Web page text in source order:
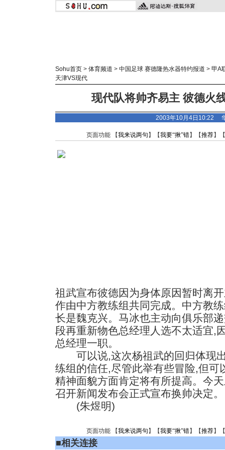
Sohu首页 > 体育频道 > 中国足球 赛德隆热水器特约报道 > 甲A
天津VS现代
现代队将帅齐易主 彼德火
2003年10月4日10:22
页面功能 【我来说两句 】【我要“揪”错】【推荐】
祖武宣布彼德因为身体原因暂时离
作由中方教练组共同完成。中方教
长是魏克兴。马冰也主动向俱乐部
段再重新物色总经理人选不太适宜,
总经理一职。
可以说,这次杨祖武的回归体现
练组的信任,尽管此举有些冒险,但可
精神面貌方面肯定将有所提高。今
召开新闻发布会正式宣布换帅决定。
(朱煜明)
页面功能 【我来说两句 】【我要“揪”错】【推荐】
■相关连接